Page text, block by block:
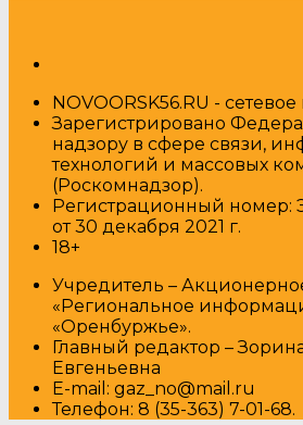
NOVOORSK56.RU -
Зарегистрировано
надзору в сфере связи,
технологий и массовых
(Роскомнадзор).
Регистрационный
от 30 декабря 2021 г.
18+
Учредитель –
«Региональное
«Оренбуржье».
Главный редактор –
Евгеньевна
E-mail: gaz_no@mail.ru
Телефон: 8 (35-363) 7-01-68.